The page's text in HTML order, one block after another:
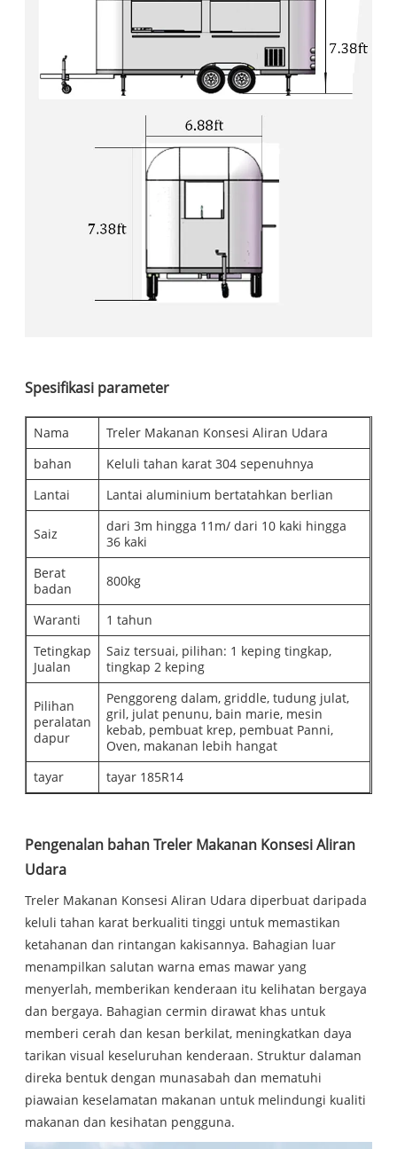
Spesifikasi parameter
Nama
Treler Makanan Konsesi Aliran Udara
bahan
Keluli tahan karat 304 sepenuhnya
Lantai
Lantai aluminium bertatahkan berlian
Saiz
dari 3m hingga 11m/ dari 10 kaki hingga
36 kaki
Berat
badan
800kg
Waranti
1 tahun
Tetingkap
Jualan
Saiz tersuai, pilihan: 1 keping tingkap,
tingkap 2 keping
Pilihan
peralatan
dapur
Penggoreng dalam, griddle, tudung julat,
gril, julat penunu, bain marie, mesin
kebab, pembuat krep, pembuat Panni,
Oven, makanan lebih hangat
tayar
tayar 185R14
Pengenalan bahan Treler Makanan Konsesi Aliran
Udara
Treler Makanan Konsesi Aliran Udara diperbuat daripada
keluli tahan karat berkualiti tinggi untuk memastikan
ketahanan dan rintangan kakisannya. Bahagian luar
menampilkan salutan warna emas mawar yang
menyerlah, memberikan kenderaan itu kelihatan bergaya
dan bergaya. Bahagian cermin dirawat khas untuk
memberi cerah dan kesan berkilat, meningkatkan daya
tarikan visual keseluruhan kenderaan. Struktur dalaman
direka bentuk dengan munasabah dan mematuhi
piawaian keselamatan makanan untuk melindungi kualiti
makanan dan kesihatan pengguna.